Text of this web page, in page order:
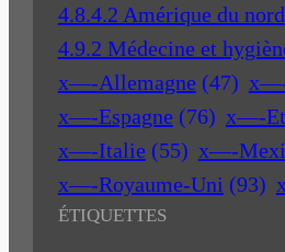
4.8.4.2 Amérique du nord
4.9.2 Médecine et
x—-Allemagne (47) x—-
x—-Espagne (76) x—-
x—-Italie (55) x—-
x—-Royaume-Uni (93)
ÉTIQUETTES